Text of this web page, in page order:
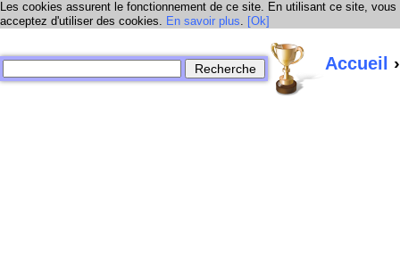
Les cookies assurent le fonctionnement de ce site. En utilisant ce site, vous
acceptez d'utiliser des cookies. En savoir plus. [Ok]
Accueil